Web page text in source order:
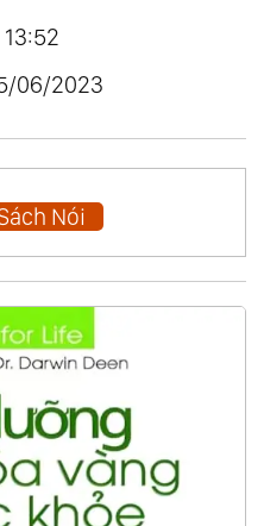
06/2023
Nói